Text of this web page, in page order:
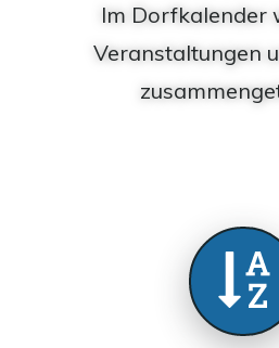
Im Dorfkalender
Veranstaltungen